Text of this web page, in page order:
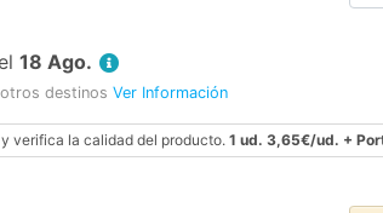
18 Ago.
destinos Ver Información
verifica la calidad del producto. 1 ud. 3,65€/ud. +